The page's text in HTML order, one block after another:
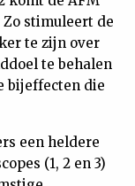
stimuleert de
te zijn over
te behalen
bijeffecten die
een heldere
(1, 2 en 3)